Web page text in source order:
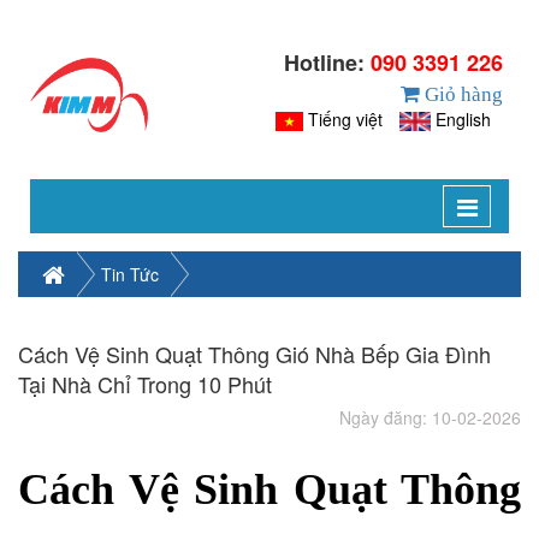
Hotline: 090 3391 226
Giỏ hàng
Tiếng việt English
Toggle
Tin Tức
Cách Vệ Sinh Quạt Thông Gió Nhà Bếp Gia Đình
Tại Nhà Chỉ Trong 10 Phút
Ngày đăng: 10-02-2026
Cách Vệ Sinh Quạt Thông